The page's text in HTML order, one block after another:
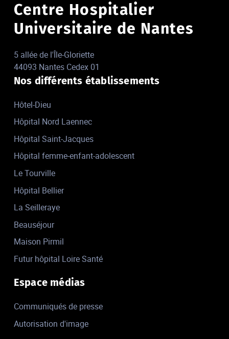
Centre Hospitalier
Universitaire de Nantes
5 allée de l'Île-Gloriette
44093 Nantes Cedex 01
Nos différents établissements
Hôtel-Dieu
Hôpital Nord Laennec
Hôpital Saint-Jacques
Hôpital femme-enfant-adolescent
Le Tourville
Hôpital Bellier
La Seilleraye
Beauséjour
Maison Pirmil
Futur hôpital Loire Santé
Espace médias
Communiqués de presse
Autorisation d'image